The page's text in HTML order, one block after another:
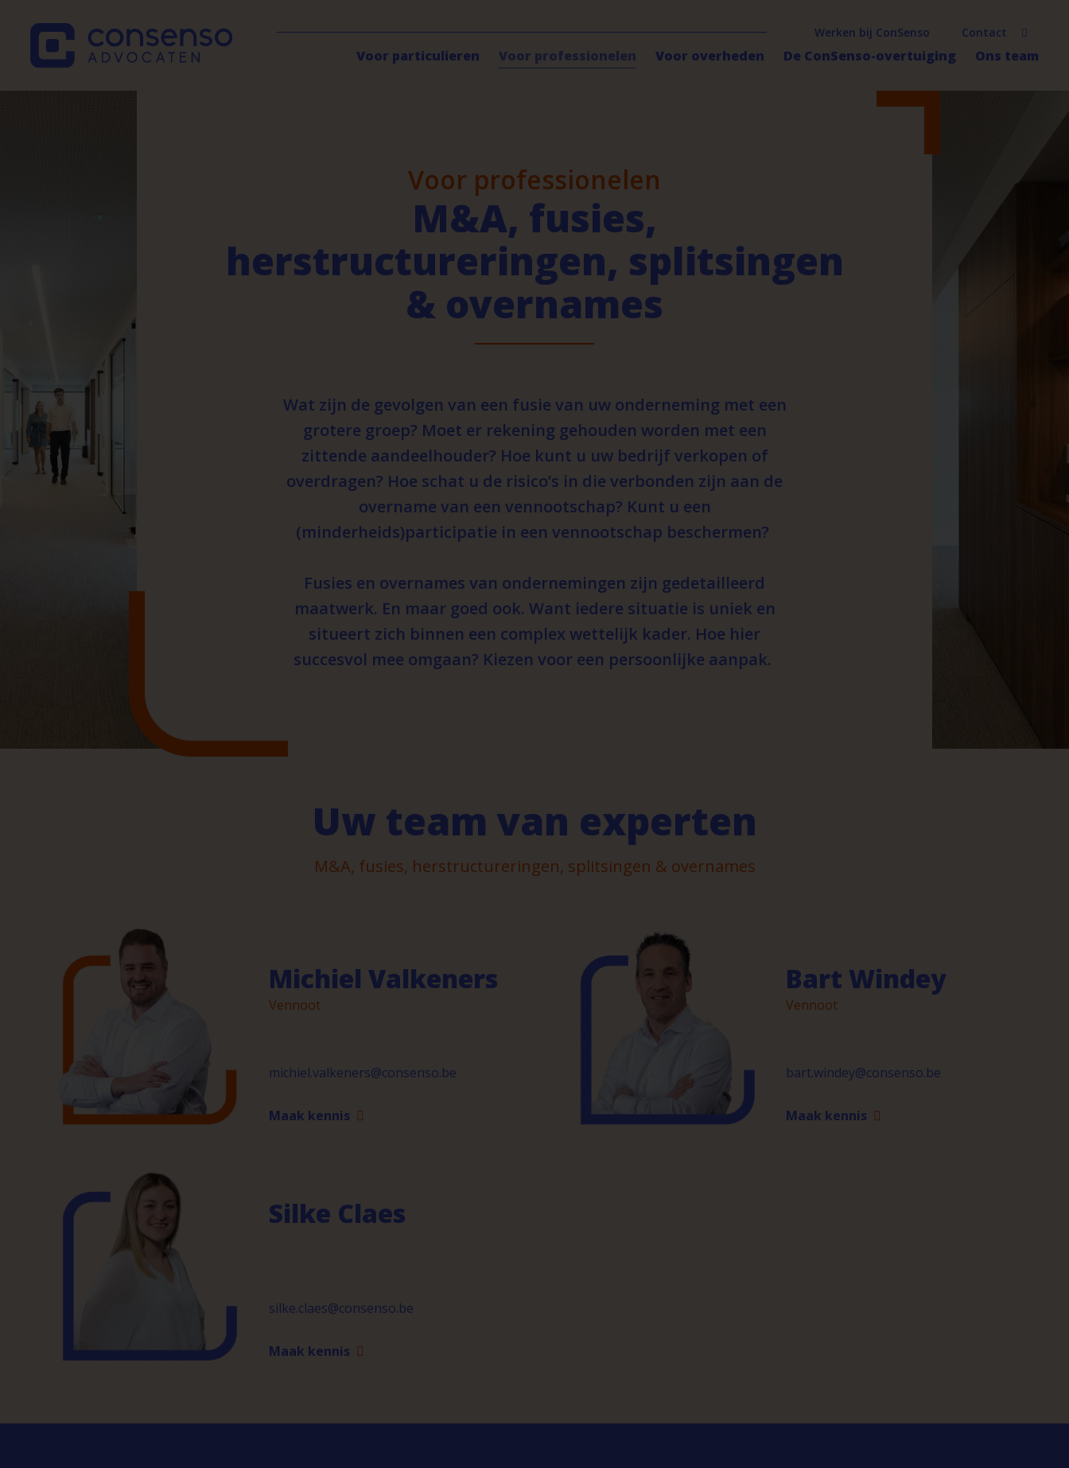
Werken bij ConSenso Contact
Voor particulieren Voor professionelen Voor overheden De ConSenso-overtuiging Ons team
Voor professionelen
M&A, fusies,
herstructureringen, splitsingen
& overnames
Wat zijn de gevolgen van een fusie van uw onderneming met een
grotere groep? Moet er rekening gehouden worden met een
zittende aandeelhouder? Hoe kunt u uw bedrijf verkopen of
overdragen? Hoe schat u de risico’s in die verbonden zijn aan de
overname van een vennootschap? Kunt u een
(minderheids)participatie in een vennootschap beschermen?
Fusies en overnames van ondernemingen zijn gedetailleerd
maatwerk. En maar goed ook. Want iedere situatie is uniek en
situeert zich binnen een complex wettelijk kader. Hoe hier
succesvol mee omgaan? Kiezen voor een persoonlijke aanpak.
Uw team van experten
M&A, fusies, herstructureringen, splitsingen & overnames
Michiel Valkeners
Vennoot
michiel.valkeners@consenso.be
Maak kennis
Bart Windey
Vennoot
bart.windey@consenso.be
Maak kennis
Silke Claes
silke.claes@consenso.be
Maak kennis